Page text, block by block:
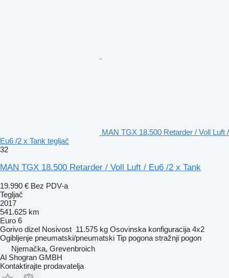
MAN TGX 18.500 Retarder / Voll Luft /
Eu6 /2 x Tank tegljač
32
MAN TGX 18.500 Retarder / Voll Luft / Eu6 /2 x Tank
19.990 € Bez PDV-a
Tegljač
2017
541.625 km
Euro 6
Gorivo dizel Nosivost 11.575 kg Osovinska konfiguracija 4x2
Ogibljenje pneumatski/pneumatski Tip pogona stražnji pogon
Njemačka, Grevenbroich
Al Shogran GMBH
Kontaktirajte prodavatelja